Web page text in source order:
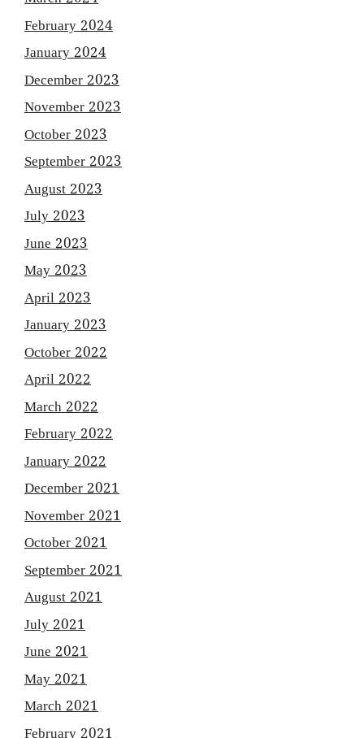
February 2024
January 2024
December 2023
November 2023
October 2023
September 2023
August 2023
July 2023
June 2023
May 2023
April 2023
January 2023
October 2022
April 2022
March 2022
February 2022
January 2022
December 2021
November 2021
October 2021
September 2021
August 2021
July 2021
June 2021
May 2021
March 2021